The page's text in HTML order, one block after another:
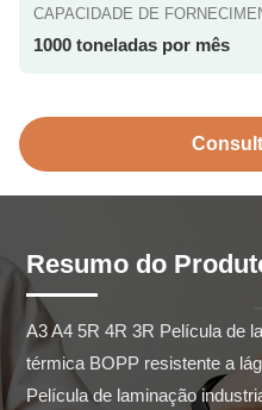
CAPACIDADE DE
1000 toneladas por mês
Resumo do
A3 A4 5R 4R 3R Película de
térmica BOPP resistente a
Película de laminação